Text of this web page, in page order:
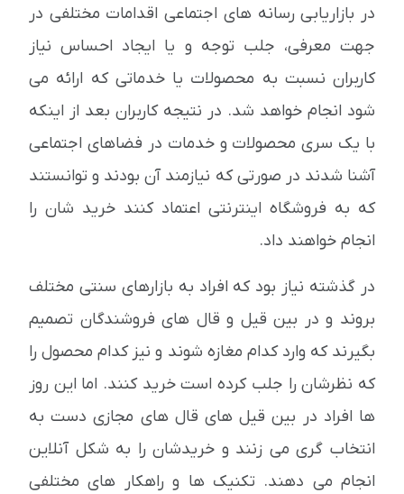
در بازاریابی رسانه های اجتماعی اقدامات مختلفی در
جهت معرفی، جلب توجه و یا ایجاد احساس نیاز
کاربران نسبت به محصولات یا خدماتی که ارائه می
شود انجام خواهد شد. در نتیجه کاربران بعد از اینکه
با یک سری محصولات و خدمات در فضاهای اجتماعی
آشنا شدند در صورتی که نیازمند آن بودند و توانستند
که به فروشگاه اینترنتی اعتماد کنند خرید شان را
انجام خواهند داد.
در گذشته نیاز بود که افراد به بازارهای سنتی مختلف
بروند و در بین قیل و قال های فروشندگان تصمیم
بگیرند که وارد کدام مغازه شوند و نیز کدام محصول را
که نظرشان را جلب کرده است خرید کنند. اما این روز
ها افراد در بین قیل های قال های مجازی دست به
انتخاب گری می زنند و خریدشان را به شکل آنلاین
انجام می دهند. تکنیک ها و راهکار های مختلفی